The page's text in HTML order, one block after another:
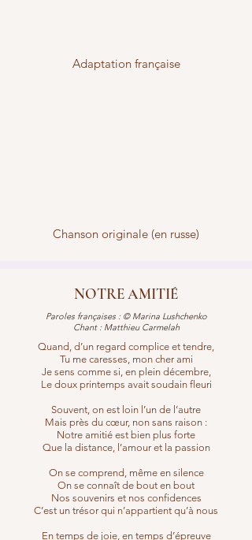
Adaptation française
Chanson originale (en russe)
NOTRE AMITIÉ
Paroles françaises : © Marina Lushchenko
Chant : Matthieu Carmelah
Quand, d’un regard complice et tendre,
Tu me caresses, mon cher ami
Je sens comme si, en plein décembre,
Le doux printemps avait soudain fleuri
Souvent, on est loin l’un de l’autre
Mais près du cœur, non sans raison :
Notre amitié est bien plus forte
Que la distance, l’amour et la passion
On se comprend, même en silence
On se connaît de bout en bout
Nos souvenirs et nos confidences
C’est un trésor qui n’appartient qu’à nous
En temps de joie, en temps d’épreuve